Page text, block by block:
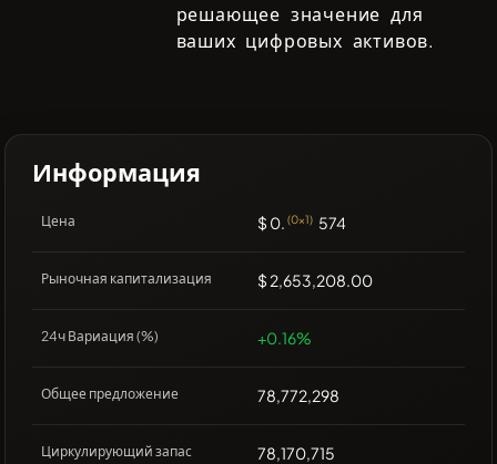
решающее значение для
ваших цифровых активов.
Информация
Цена $ 0. (0x1) 574
Рыночная капитализация $ 2,653,208.00
24ч Вариация (%) +0.16%
Общее предложение 78,772,298
Циркулирующий запас 78,170,715